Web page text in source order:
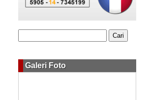
Galeri Foto